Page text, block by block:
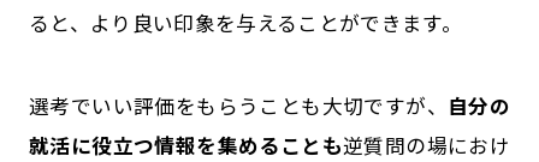
ると、より良い印象を与えることができます。
選考でいい評価をもらうことも大切ですが、 自分の
就活に役立つ情報を集めることも逆質問の場におけ